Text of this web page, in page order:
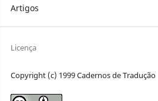
Artigos
Licença
Copyright (c) 1999 Cadernos de Tradução